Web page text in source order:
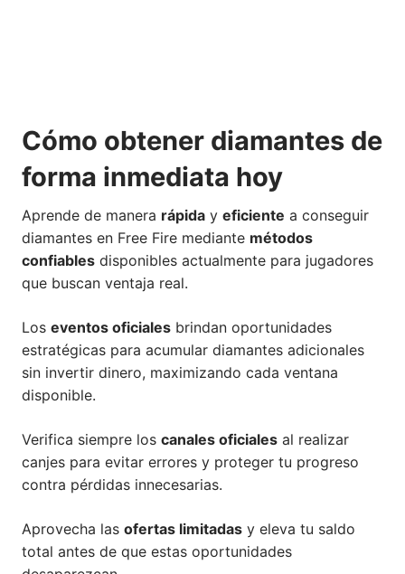
Cómo obtener diamantes de
forma inmediata hoy
Aprende de manera rápida y eficiente a conseguir
diamantes en Free Fire mediante métodos
confiables disponibles actualmente para jugadores
que buscan ventaja real.
Los eventos oficiales brindan oportunidades
estratégicas para acumular diamantes adicionales
sin invertir dinero, maximizando cada ventana
disponible.
Verifica siempre los canales oficiales al realizar
canjes para evitar errores y proteger tu progreso
contra pérdidas innecesarias.
Aprovecha las ofertas limitadas y eleva tu saldo
total antes de que estas oportunidades